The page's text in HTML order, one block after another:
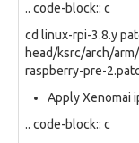
.. code-block:: c
cd linux-rpi-3.8.y
head/ksrc/arch/
raspberry-pre-
Apply Xenomai
.. code-block:: c